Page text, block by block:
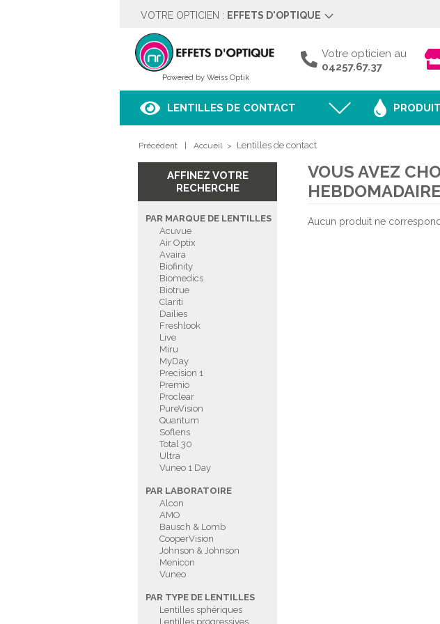
VOTRE OPTICIEN : EFFETS D'OPTIQUE
Rue des Moulins 5
04257.67.37
Voir sur le plan
HORAIRES
Lundi
Fermé
Mercredi
9h00 à 18h00
9h00 à 18h00
Vendredi
9h00 à 18h00
Dimanche
PRENDRE RENDEZ-VOUS
Powered by Weiss Optik
Votre opticien au
04257.67.37
LENTILLES DE CONTACT
Précédent Accueil > Lentilles de contact
AFFINEZ VOTRE
RECHERCHE
PAR MARQUE DE LENTILLES
Acuvue
Air Optix
Avaira
Biofinity
Biomedics
Biotrue
Clariti
Dailies
Freshlook
Live
Miru
MyDay
Precision 1
Premio
Proclear
PureVision
Quantum
Soflens
Total 30
Ultra
Vuneo 1 Day
PAR LABORATOIRE
Alcon
AMO
Bausch & Lomb
CooperVision
Johnson & Johnson
Menicon
Vuneo
PAR TYPE DE LENTILLES
Lentilles sphériques
Lentilles progressives
VOUS AVEZ
Aucun produit ne